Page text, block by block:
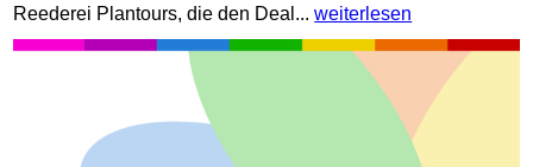
Reederei Plantours, die den Deal...weiterlesen